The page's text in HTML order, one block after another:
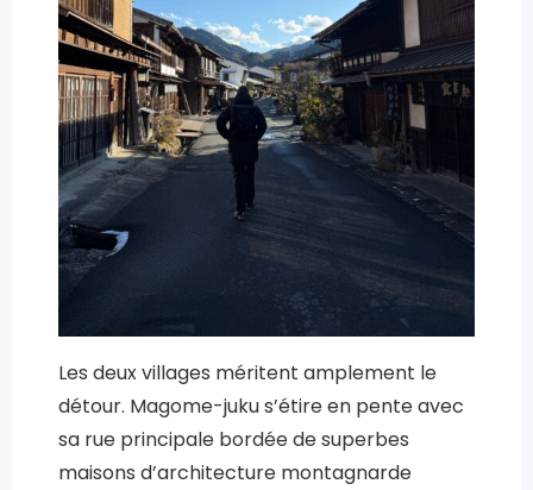
Les deux villages méritent amplement le
détour. Magome-juku s’étire en pente avec
sa rue principale bordée de superbes
maisons d’architecture montagnarde